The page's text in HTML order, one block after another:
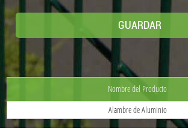
Nombre del Producto
Alambre de Aluminio